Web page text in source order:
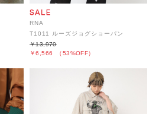
RNA
T1011 ルーズジョグショーパン
￥6,566 （53%OFF）
￥13,970